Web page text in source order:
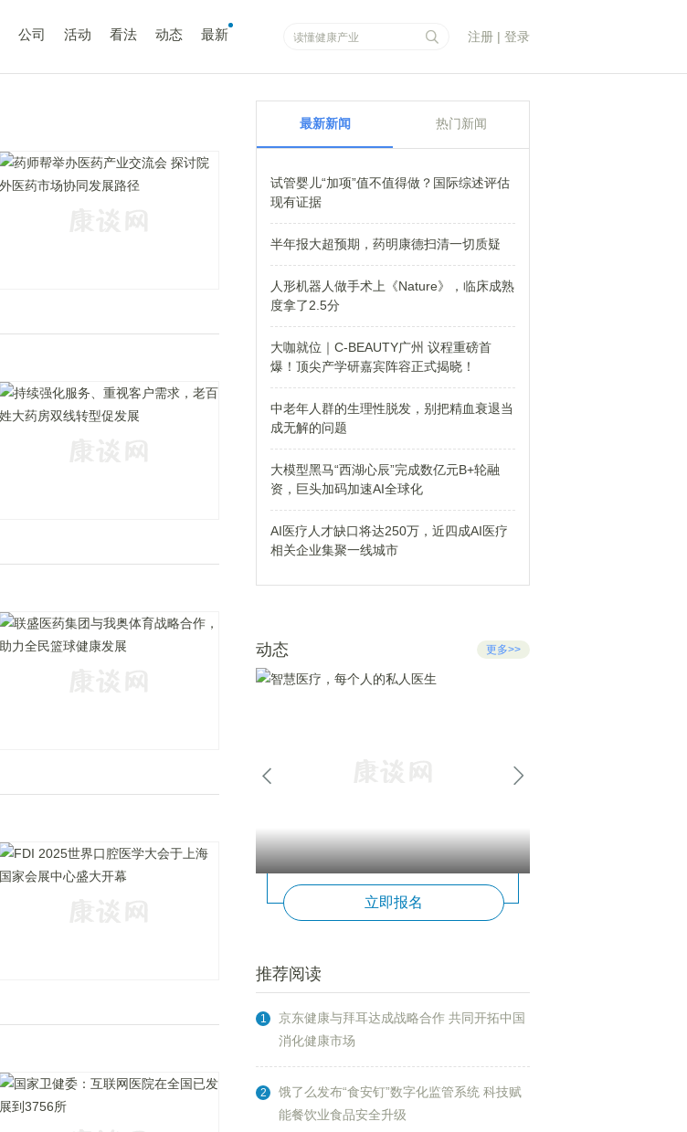
公司 活动 看法 动态 最新 注册 | 登录
口腔 牙龈 口腔医学
最新新闻 热门新闻
试管婴儿“加项”值不值得做？国际综述评估
现有证据
半年报大超预期，药明康德扫清一切质疑
人形机器人做手术上《Nature》，临床成熟
度拿了2.5分
大咖就位｜C-BEAUTY广州 议程重磅首
爆！顶尖产学研嘉宾阵容正式揭晓！
中老年人群的生理性脱发，别把精血衰退当
成无解的问题
大模型黑马“西湖心辰”完成数亿元B+轮融
资，巨头加码加速AI全球化
AI医疗人才缺口将达250万，近四成AI医疗
相关企业集聚一线城市
动态 更多>>
立即报名
推荐阅读
1
京东健康与拜耳达成战略合作 共同开拓中国
消化健康市场
2
饿了么发布“食安钉”数字化监管系统 科技赋
能餐饮业食品安全升级